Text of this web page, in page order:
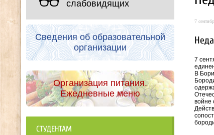
слабовидящих
Сведения об образовательной
организации
Организация питания.
Ежедневные меню
СТУДЕНТАМ
7
7
В
войне